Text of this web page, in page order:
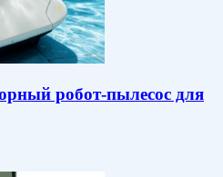
робот-пылесос для